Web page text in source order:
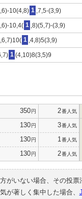
10(4,8) 1 ,7,5-(3,9)
10,4( 1 ,8)(5,7)-(3,9)
1 ,4,8)5(3,9)
1 (4,10)8(3,5)9
350円 2番人気
130円 3番人気
130円 1 番人気
130円 2番人気
がいない場合、その投
が著しく集中した場合、